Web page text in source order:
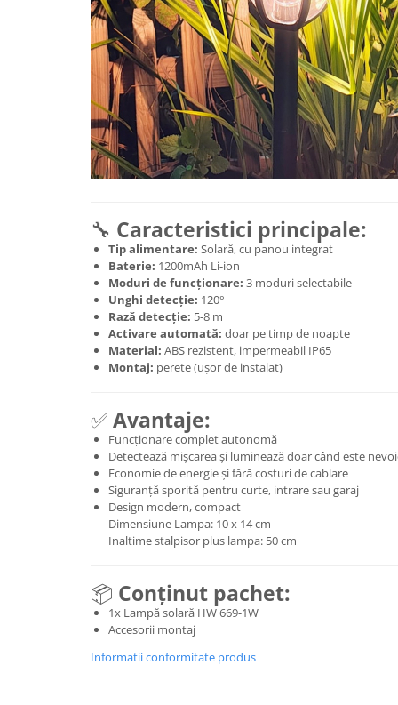
Masina de facut gheata
Produse grele si voluminoase
🔧 Caracteristici principale:
Tip alimentare: Solară, cu panou integrat
Baterie: 1200mAh Li-ion
Moduri de funcționare: 3 moduri selectabile
Unghi detecție: 120°
Rază detecție: 5-8 m
Activare automată: doar pe timp de noapte
Material: ABS rezistent, impermeabil IP65
Montaj: perete (ușor de instalat)
✅Avantaje:
Funcționare complet autonomă
Detectează mișcarea și luminează doar când este
Economie de energie și fără costuri de cablare
Siguranță sporită pentru curte, intrare sau garaj
Design modern, compact
Dimensiune Lampa: 10 x 14 cm
Inaltime stalpisor plus lampa: 50 cm
📦 Conținut pachet:
1x Lampă solară HW 669-1W
Accesorii montaj
Informatii conformitate produs